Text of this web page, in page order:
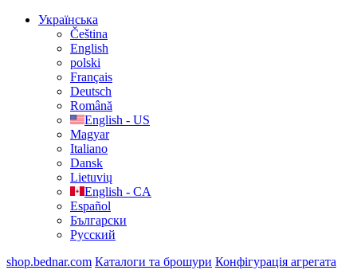
Українська
Čeština
English
polski
Français
Deutsch
Română
English - US
Magyar
Italiano
Dansk
Lietuvių
English - CA
Español
Български
Русский
shop.bednar.com Каталоги та брошури Конфігурація агрегата